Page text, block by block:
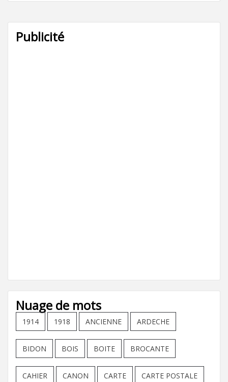
Publicité
Nuage de mots
1914 1918 ANCIENNE ARDECHE
BIDON BOIS BOITE BROCANTE
CAHIER CANON CARTE CARTE POSTALE